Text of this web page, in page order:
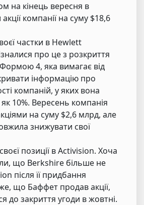
на кінець вересня в
компанії на суму $18,6
частки в Hewlett
про це з розкриття
Формою 4, яка вимагає від
інформацію про
компаній, у яких вона
10%. Вересень компанія
на суму $2,6 млрд, але
знижувати свої
позиції в Activision. Хоча
що Berkshire більше не
після її придбання
що Баффет продав акції,
до закриття угоди в жовтні.